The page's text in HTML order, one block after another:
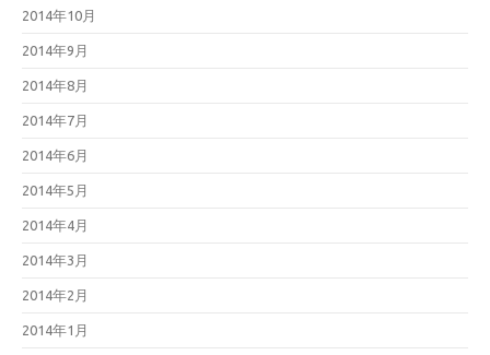
2014年10月
2014年9月
2014年8月
2014年7月
2014年6月
2014年5月
2014年4月
2014年3月
2014年2月
2014年1月